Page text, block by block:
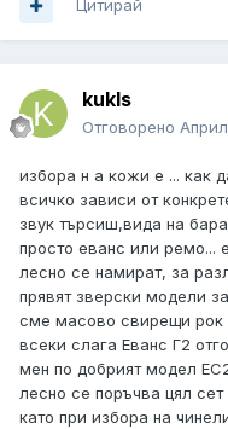
Цитирай
kukls
Отговорено
избора н а кожи е ... как
всичко зависи от
звук търсиш,вида на
просто еванс или ремо...
лесно се намират, за
прявят зверски модели
сме масово свирещи рок
всеки слага Еванс Г2
мен по добрият модел
лесно се поръчва цял
като при избора на